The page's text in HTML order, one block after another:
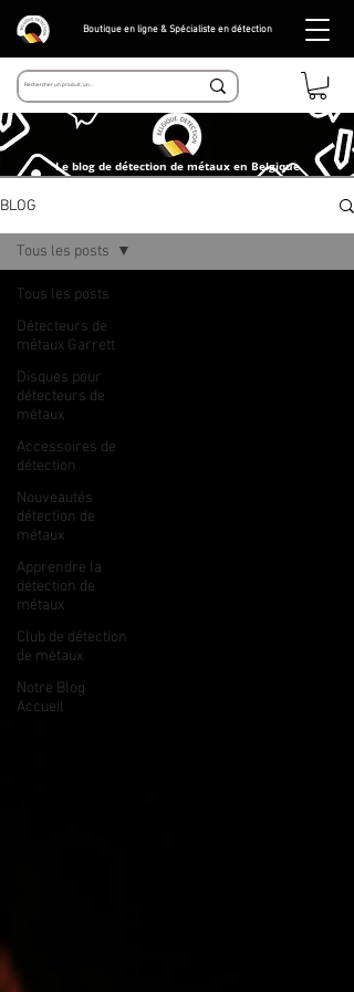
Boutique en ligne & Spécialiste en détection
Le blog de détection de métaux en Belgique
BLOG
Tous les posts
Détecteurs de
métaux Garrett
Disques pour
détecteurs de
métaux
Accessoires de
détection
Nouveautés
détection de
métaux
Apprendre la
détection de
métaux
Club de détection
de métaux
Notre Blog
Accueil
Tous les posts